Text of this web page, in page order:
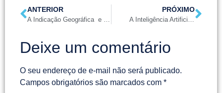
ANTERIOR
A Indicação Geográfica e o Fenômeno Turístico
PRÓXIMO
A Inteligência Artificial pode decidir ?
Deixe um comentário
O seu endereço de e-mail não será publicado.
Campos obrigatórios são marcados com *